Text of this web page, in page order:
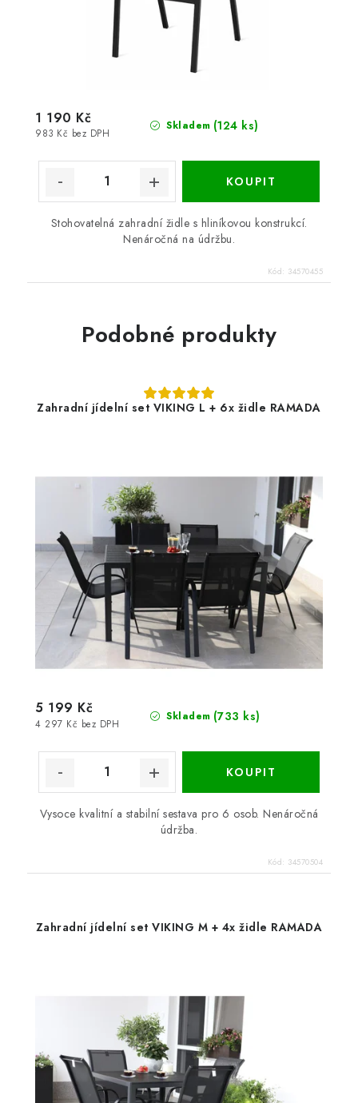
Skladem (124 ks)
983 Kč bez DPH
1 190 Kč
Stohovatelná zahradní židle s hliníkovou konstrukcí.
Nenáročná na údržbu.
Kód: 34570455
Podobné produkty
Zahradní jídelní set VIKING L + 6x židle RAMADA
Skladem (733 ks)
4 297 Kč bez DPH
5 199 Kč
Vysoce kvalitní a stabilní sestava pro 6 osob. Nenáročná
údržba.
Kód: 34570504
Zahradní jídelní set VIKING M + 4x židle RAMADA